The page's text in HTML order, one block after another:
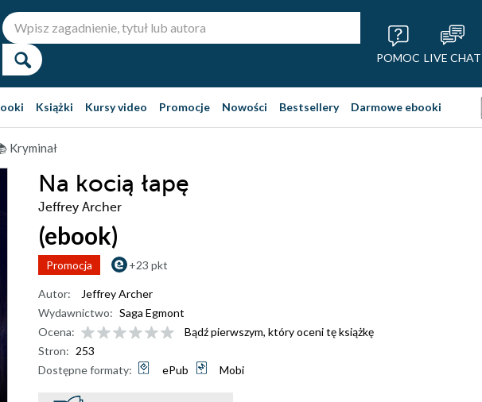
POMOC LIVE CHAT
Książki Kursy video Promocje Nowości Bestsellery Darmowe ebooki
Kryminał
Na kocią łapę
Jeffrey Archer
(ebook)
Promocja +23 pkt
Autor:
Jeffrey Archer
Wydawnictwo: Saga Egmont
Ocena:
Bądź pierwszym, który oceni tę książkę
Stron: 253
Dostępne formaty:
ePub Mobi